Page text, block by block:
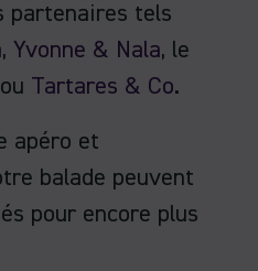
partenaires tels
, Yvonne & Nala, le
Tartares & Co.
apéro et
balade peuvent
pour encore plus